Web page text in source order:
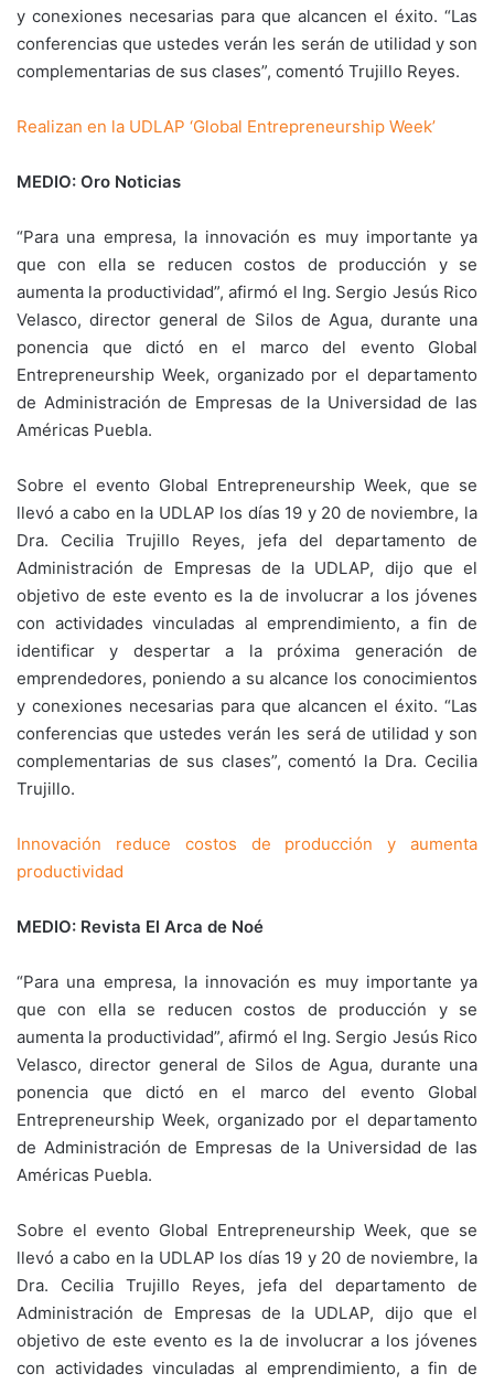
y conexiones necesarias para que alcancen el éxito. “Las
conferencias que ustedes verán les serán de utilidad y son
complementarias de sus clases”, comentó Trujillo Reyes.
Realizan en la UDLAP ‘Global Entrepreneurship Week’
MEDIO: Oro Noticias
“Para una empresa, la innovación es muy importante ya
que con ella se reducen costos de producción y se
aumenta la productividad”, afirmó el Ing. Sergio Jesús Rico
Velasco, director general de Silos de Agua, durante una
ponencia que dictó en el marco del evento Global
Entrepreneurship Week, organizado por el departamento
de Administración de Empresas de la Universidad de las
Américas Puebla.
Sobre el evento Global Entrepreneurship Week, que se
llevó a cabo en la UDLAP los días 19 y 20 de noviembre, la
Dra. Cecilia Trujillo Reyes, jefa del departamento de
Administración de Empresas de la UDLAP, dijo que el
objetivo de este evento es la de involucrar a los jóvenes
con actividades vinculadas al emprendimiento, a fin de
identificar y despertar a la próxima generación de
emprendedores, poniendo a su alcance los conocimientos
y conexiones necesarias para que alcancen el éxito. “Las
conferencias que ustedes verán les será de utilidad y son
complementarias de sus clases”, comentó la Dra. Cecilia
Trujillo.
Innovación reduce costos de producción y aumenta
productividad
MEDIO: Revista El Arca de Noé
“Para una empresa, la innovación es muy importante ya
que con ella se reducen costos de producción y se
aumenta la productividad”, afirmó el Ing. Sergio Jesús Rico
Velasco, director general de Silos de Agua, durante una
ponencia que dictó en el marco del evento Global
Entrepreneurship Week, organizado por el departamento
de Administración de Empresas de la Universidad de las
Américas Puebla.
Sobre el evento Global Entrepreneurship Week, que se
llevó a cabo en la UDLAP los días 19 y 20 de noviembre, la
Dra. Cecilia Trujillo Reyes, jefa del departamento de
Administración de Empresas de la UDLAP, dijo que el
objetivo de este evento es la de involucrar a los jóvenes
con actividades vinculadas al emprendimiento, a fin de